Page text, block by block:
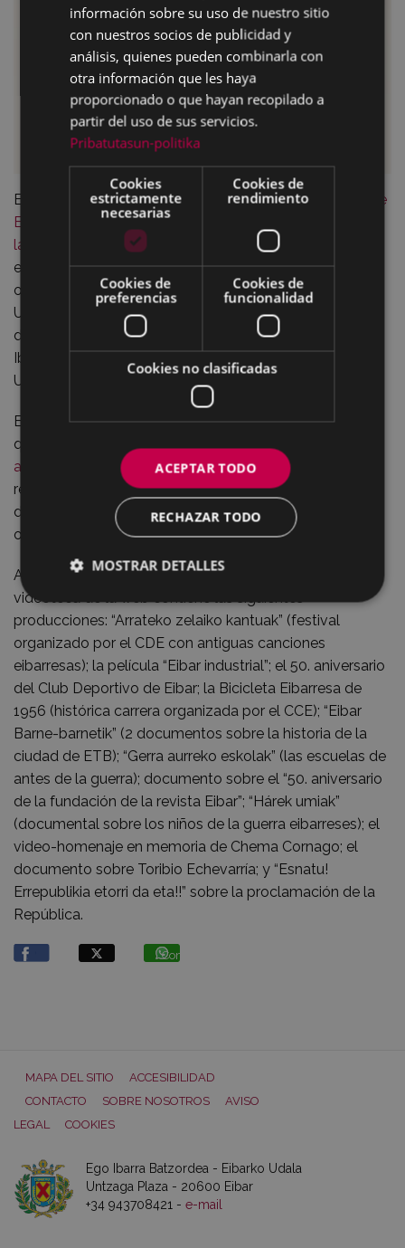
El primer documento corresponde al documental “
Entre
España y Rusia. Recuperando la historia de los niños de
la guerra
”, producido por la Usal y en el que se refleja la
exposición dirigida por la doctora Verónica Sierra
organizada por la Universidad de Alcalá (UAH) y la
Universidad de Salamanca (Usal) ,exposición en la que -
de forma modesta- ha colaborado la comisión Ego
Ibarra. Dicha exposición se ha podido ver también en la
Univ. de Murcia (
ver folleto explicativo
El segundo video es del eibarrés Alberto San Emeterio
que, bajo el título “ Eibar ciudad de todos y de todas. La
apasionante historia de nuestro pasado
” hace una
reflexión muy personal sobre un tiempo ya lejano con
documentación fotográfica del Archivo Municipal y
otras fuentes.
Actualmente, con las dos incorporaciones citadas, la
videoteca de la web contiene las siguientes
producciones: “Arrateko zelaiko kantuak” (festival
organizado por el CDE con antiguas canciones
eibarresas); la película “Eibar industrial”; el 50. aniversario
del Club Deportivo de Eibar; la Bicicleta Eibarresa de
1956 (histórica carrera organizada por el CCE); “Eibar
Barne-barnetik” (2 documentos sobre la historia de la
ciudad de ETB); “Gerra aurreko eskolak” (las escuelas de
antes de la guerra); documento sobre el “50. aniversario
de la fundación de la revista Eibar”; “Hárek umiak”
(documental sobre los niños de la guerra eibarreses); el
video-homenaje en memoria de Chema Cornago; el
documento sobre Toribio Echevarría; y “Esnatu!
Errepublikia etorri da eta!!” sobre la proclamación de la
República.
Compartir
MAPA DEL SITIO
ACCESIBILIDAD
CONTACTO
SOBRE NOSOTROS
AVISO
LEGAL
COOKIES
Ego Ibarra Batzordea - Eibarko Udala
Untzaga Plaza - 20600 Eibar
+34 943708421 - e-mail
información sobre su uso de nuestro sitio
con nuestros socios de publicidad y
análisis, quienes pueden combinarla con
otra información que les haya
proporcionado o que hayan recopilado a
partir del uso de sus servicios.
Pribatutasun-politika
Cookies
estrictamente
necesarias
Cookies de
rendimiento
Cookies de
preferencias
Cookies de
funcionalidad
Cookies no clasificadas
ACEPTAR TODO
RECHAZAR TODO
MOSTRAR DETALLES